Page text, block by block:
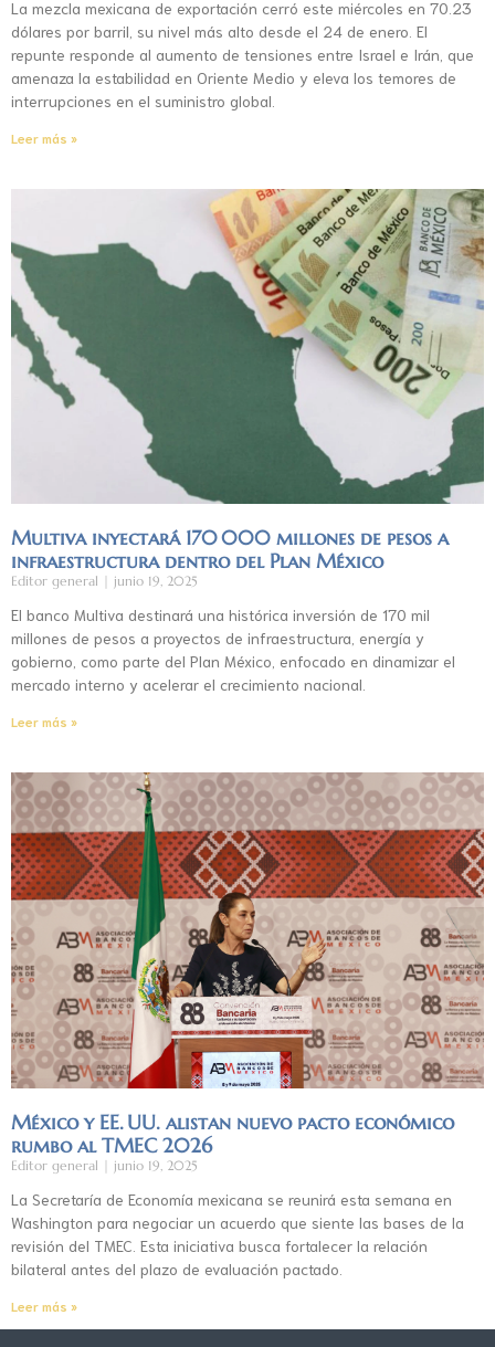
La mezcla mexicana de exportación cerró este miércoles en 70.23
dólares por barril, su nivel más alto desde el 24 de enero. El
repunte responde al aumento de tensiones entre Israel e Irán, que
amenaza la estabilidad en Oriente Medio y eleva los temores de
interrupciones en el suministro global.
Leer más »
Multiva inyectará 170 000 millones de pesos a
infraestructura dentro del Plan México
Editor general junio 19, 2025
El banco Multiva destinará una histórica inversión de 170 mil
millones de pesos a proyectos de infraestructura, energía y
gobierno, como parte del Plan México, enfocado en dinamizar el
mercado interno y acelerar el crecimiento nacional.
Leer más »
México y EE. UU. alistan nuevo pacto económico
rumbo al TMEC 2026
Editor general junio 19, 2025
La Secretaría de Economía mexicana se reunirá esta semana en
Washington para negociar un acuerdo que siente las bases de la
revisión del TMEC. Esta iniciativa busca fortalecer la relación
bilateral antes del plazo de evaluación pactado.
Leer más »